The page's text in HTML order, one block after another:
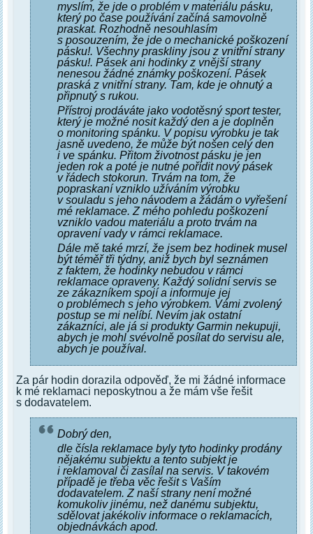
myslím, že jde o problém v materiálu pásku,
který po čase používání začíná samovolně
praskat. Rozhodně nesouhlasím
s posouzením, že jde o mechanické poškození
pásku!. Všechny praskliny jsou z vnitřní strany
pásku!. Pásek ani hodinky z vnější strany
nenesou žádné známky poškození. Pásek
praská z vnitřní strany. Tam, kde je ohnutý a
připnutý s rukou.
Přístroj prodáváte jako vodotěsný sport tester,
který je možné nosit každý den a je doplněn
o monitoring spánku. V popisu výrobku je tak
jasně uvedeno, že může být nošen celý den
i ve spánku. Přitom životnost pásku je jen
jeden rok a poté je nutné pořídit nový pásek
v řádech stokorun. Trvám na tom, že
popraskaní vzniklo užíváním výrobku
v souladu s jeho návodem a žádám o vyřešení
mé reklamace. Z mého pohledu poškození
vzniklo vadou materiálu a proto trvám na
opravení vady v rámci reklamace.
Dále mě také mrzí, že jsem bez hodinek musel
být téměř tři týdny, aniž bych byl seznámen
z faktem, že hodinky nebudou v rámci
reklamace opraveny. Každý solidní servis se
ze zákazníkem spojí a informuje jej
o problémech s jeho výrobkem. Vámi zvolený
postup se mi nelíbí. Nevím jak ostatní
zákazníci, ale já si produkty Garmin nekupuji,
abych je mohl svévolně posílat do servisu ale,
abych je používal.
Za pár hodin dorazila odpověď, že mi žádné informace
k mé reklamaci neposkytnou a že mám vše řešit
s dodavatelem.
Dobrý den,
dle čísla reklamace byly tyto hodinky prodány
nějakému subjektu a tento subjekt je
i reklamoval či zasílal na servis. V takovém
případě je třeba věc řešit s Vaším
dodavatelem. Z naší strany není možné
komukoliv jinému, než danému subjektu,
sdělovat jakékoliv informace o reklamacích,
objednávkách apod.